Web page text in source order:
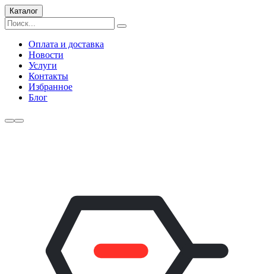
Каталог
Оплата и доставка
Новости
Услуги
Контакты
Избранное
Блог